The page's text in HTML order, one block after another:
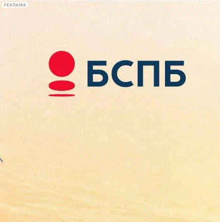
РЕКЛАМА
Сегодня:
2026.08.08
10:20
Афиша Plus